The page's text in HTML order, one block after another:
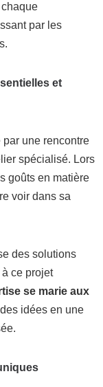
par les
et
une rencontre
spécialisé. Lors
goûts en matière
voir dans sa
des solutions
ce projet
se marie aux
idées en une